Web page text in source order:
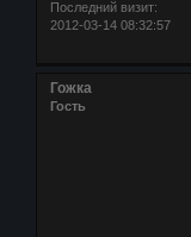
Последний визит:
2012-03-14 08:32:57
Гожка
Гость